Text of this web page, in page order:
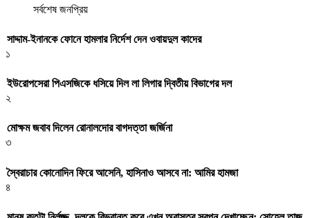
সর্বশেষ জনপ্রিয়
সাদ্দাম-ইনানকে ফোনে হামলার নির্দেশ দেন ওবায়দুল কাদের
১
ইউরোপসেরা পিএসজিকে ধসিয়ে দিল লা লিগার দ্বিতীয় বিভাগের দল
২
মোক্ষম জবাব দিলেন রোনালদোর বাগদত্তা জর্জিনা
৩
স্বৈরাচার কোনোদিন ফিরে আসেনি, হাসিনাও আসবে না: আমির হামজা
৪